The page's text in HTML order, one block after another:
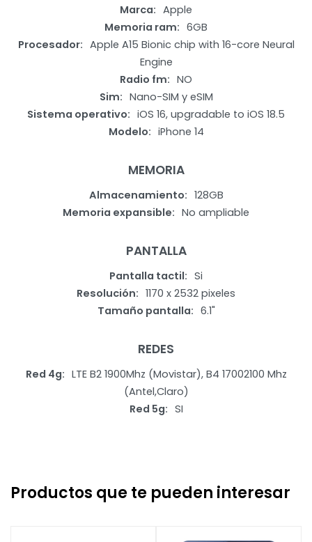
Marca
Apple
Memoria ram
6GB
Procesador
Apple A15 Bionic chip with 16-core Neural
Engine
Radio fm
NO
Sim
Nano-SIM y eSIM
Sistema operativo
iOS 16, upgradable to iOS 18.5
Modelo
iPhone 14
MEMORIA
Almacenamiento
128GB
Memoria expansible
No ampliable
PANTALLA
Pantalla tactil
Si
Resolución
1170 x 2532 pixeles
Tamaño pantalla
6.1"
REDES
Red 4g
LTE B2 1900Mhz (Movistar), B4 17002100 Mhz
(Antel,Claro)
Red 5g
SI
Productos que te pueden interesar